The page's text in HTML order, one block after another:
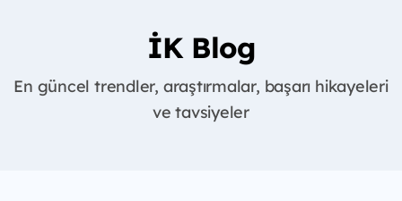
İK Blog
En güncel trendler, araştırmalar, başarı hikayeleri
ve tavsiyeler